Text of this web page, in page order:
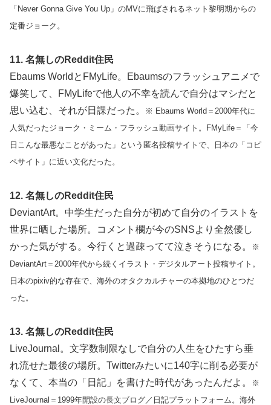
「Never Gonna Give You Up」のMVに飛ばされるネット黎明期からの
定番ジョーク。
11. 名無しのReddit住民
Ebaums WorldとFMyLife。Ebaumsのフラッシュアニメで
爆笑して、FMyLifeで他人の不幸を読んで自分はマシだと
思い込む、それが日課だった。
※ Ebaums World＝2000年代に
人気だったジョーク・ミーム・フラッシュ動画サイト。FMyLife＝「今
日こんな最悪なことがあった」という匿名投稿サイトで、日本の「コピ
ペサイト」に近い文化だった。
12. 名無しのReddit住民
DeviantArt。中学生だった自分が初めて自分のイラストを
世界に晒した場所。コメント欄が今のSNSより全然優し
かった気がする。今行くと過疎ってて泣きそうになる。
※
DeviantArt＝2000年代から続くイラスト・デジタルアート投稿サイト。
日本のpixiv的な存在で、海外のオタクカルチャーの本拠地のひとつだ
った。
13. 名無しのReddit住民
LiveJournal。文字数制限なしで自分の人生をひたすら垂
れ流せた最後の場所。Twitterみたいに140字に削る必要が
なくて、本当の「日記」を書けた時代があったんだよ。
※
LiveJournal＝1999年開設の長文ブログ／日記プラットフォーム。海外